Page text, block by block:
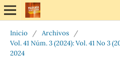
Inicio / Archivos
/
Vol. 41 Núm. 3 (2024): Vol. 41 No 3
2024